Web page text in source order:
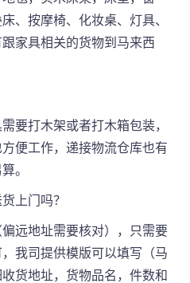
、按摩椅、化妆桌、灯具、
家具相关的货物到马来西
要打木架或者打木箱包装，
便工作，递接物流仓库也有
。
上门吗？
远地址需要核对），只需要
我司提供模版可以填写（马
货地址，货物品名，件数和